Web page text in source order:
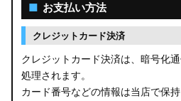
■ お支払い方法
クレジットカード決済
クレジットカード決済は、暗号化
処理されます。
カード番号などの情報は当店で保